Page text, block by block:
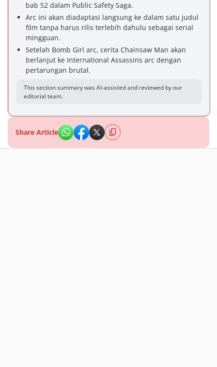
bab 52 dalam Public Safety Saga.
Arc ini akan diadaptasi langsung ke dalam satu judul
film tanpa harus rilis terlebih dahulu sebagai serial
mingguan.
Setelah Bomb Girl arc, cerita Chainsaw Man akan
berlanjut ke International Assassins arc dengan
pertarungan brutal.
This section summary was AI-assisted and reviewed by our
editorial team.
Share Article